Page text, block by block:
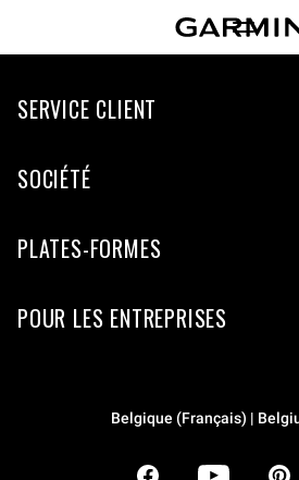
SERVICE CLIENT
SOCIÉTÉ
PLATES-FORMES
POUR LES ENTREPRISES
Belgique (Français) |